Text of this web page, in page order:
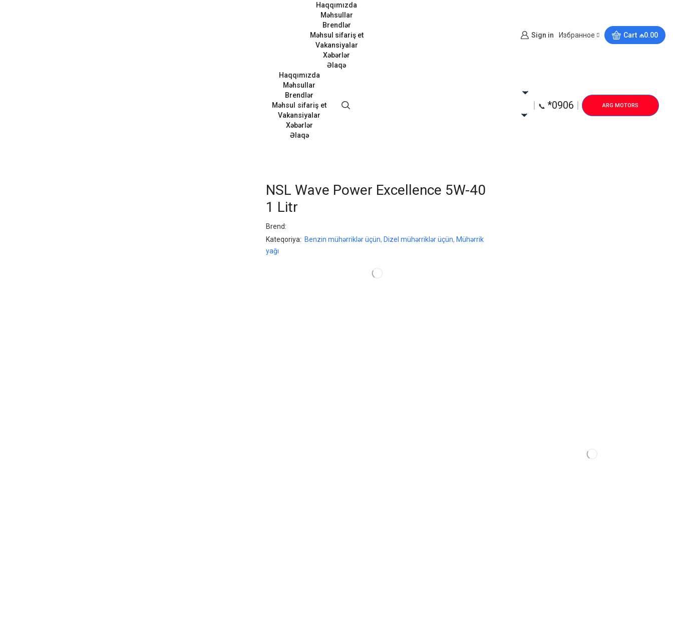
Haqqımızda
Məhsullar
Brendlər
Məhsul sifariş et
Vakansiyalar
Xəbərlər
Əlaqə
Sign in Избранное Cart ₼0.00
Haqqımızda
Məhsullar
Brendlər
Məhsul sifariş et
Vakansiyalar
Xəbərlər
Əlaqə
📞 *0906 ARG MOTORS
NSL Wave Power Excellence 5W-40
1 Litr
Brend:
Kateqoriya: Benzin mühərriklər üçün, Dizel mühərriklər üçün, Mühərrik
yağı